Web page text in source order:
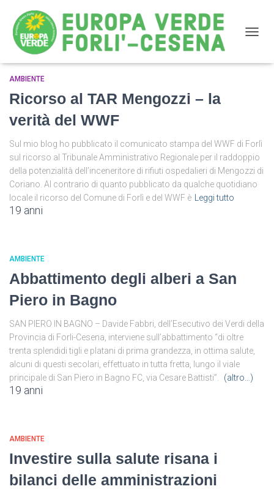
AMBIENTE
Ricorso al TAR Mengozzi – la
verità del WWF
Sul mio blog ho pubblicato il comunicato stampa del WWF di Forlì
sul ricorso al Tribunale Amministrativo Regionale per il raddoppio
della potenzialità dell’inceneritore di rifiuti ospedalieri di Mengozzi di
Coriano. Al contrario di quanto pubblicato da qualche quotidiano
locale il ricorso del Comune di Forlì e del WWF è
Leggi tutto
19 anni
AMBIENTE
Abbattimento degli alberi a San
Piero in Bagno
SAN PIERO IN BAGNO – Davide Fabbri, dell’Esecutivo dei Verdi della
Provincia di Forli-Cesena, interviene sull’abbattimento “di oltre
trenta splendidi tigli e platani di prima grandezza, in ottima salute,
alcuni di questi secolari, effettuato in tutta fretta, lungo il viale
principale di San Piero in Bagno FC, via Cesare Battisti”.
(altro…)
19 anni
AMBIENTE
Investire sulla salute risana i
bilanci delle amministrazioni